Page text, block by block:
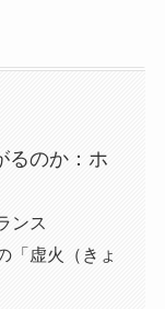
るのか：ホ
ンス
「虚火（きょ